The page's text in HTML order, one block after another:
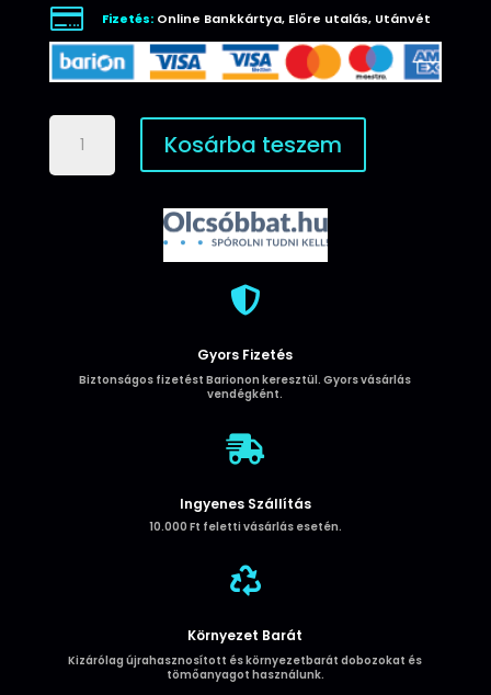
 Fizetés:Online Bankkártya, Előre utalás, Utánvét
Samsung
Lite/A91
Kosárba teszem

Gyors Fizetés
Biztonságos fizetést Barionon keresztül. Gyors vásárlás
vendégként.

Ingyenes Szállítás
10.000 Ft feletti vásárlás esetén.

Környezet Barát
Kizárólag újrahasznosított és környezetbarát dobozokat és
tömőanyagot használunk.